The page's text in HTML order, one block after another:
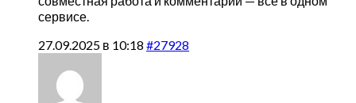
сервисе.
27.09.2025 в 10:18 #27928